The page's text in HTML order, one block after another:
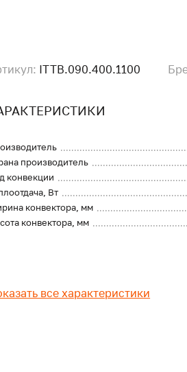
ITTB.090.400.1100
производитель
конвекции
Вт
конвектора, мм
конвектора, мм
все характеристики